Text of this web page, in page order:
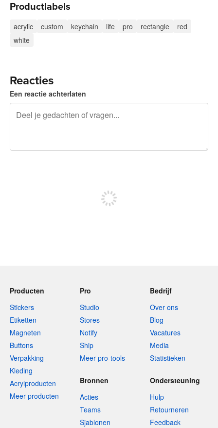
Productlabels
acrylic custom keychain life pro rectangle
red
white
Reacties
Een reactie achterlaten
Producten
Stickers
Etiketten
Magneten
Buttons
Verpakking
Kleding
Acrylproducten
Meer producten
Pro
Studio
Stores
Notify
Ship
Meer pro-tools
Bedrijf
Over ons
Blog
Vacatures
Media
Statistieken
Bronnen
Acties
Teams
Sjablonen
Ondersteuning
Hulp
Retourneren
Feedback